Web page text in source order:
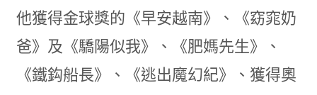
他獲得金球獎的《早安越南》、《窈窕奶
爸》及《驕陽似我》、《肥媽先生》、
《鐵鈎船長》、《逃出魔幻紀》、獲得奧